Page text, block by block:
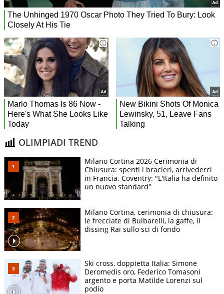
OLIMPIADI TREND
Milano Cortina 2026 Cerimonia di
Chiusura: spenti i bracieri, arrivederci
in Francia. Coventry: "L'Italia ha definito
un nuovo standard"
Milano Cortina, cerimonia di chiusura:
le frecciate di Bulbarelli, la gaffe, il
dissing Rai sullo sci di fondo
Ski cross, doppietta Italia: Simone
Deromedis oro, Federico Tomasoni
argento e porta Matilde Lorenzi sul
podio